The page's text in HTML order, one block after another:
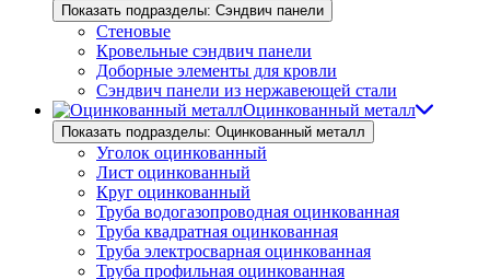
Показать подразделы: Сэндвич панели
Стеновые
Кровельные сэндвич панели
Доборные элементы для кровли
Сэндвич панели из нержавеющей стали
Оцинкованный металл
Показать подразделы: Оцинкованный металл
Уголок оцинкованный
Лист оцинкованный
Круг оцинкованный
Труба водогазопроводная оцинкованная
Труба квадратная оцинкованная
Труба электросварная оцинкованная
Труба профильная оцинкованная